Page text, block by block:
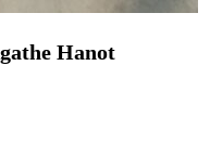
Hanot